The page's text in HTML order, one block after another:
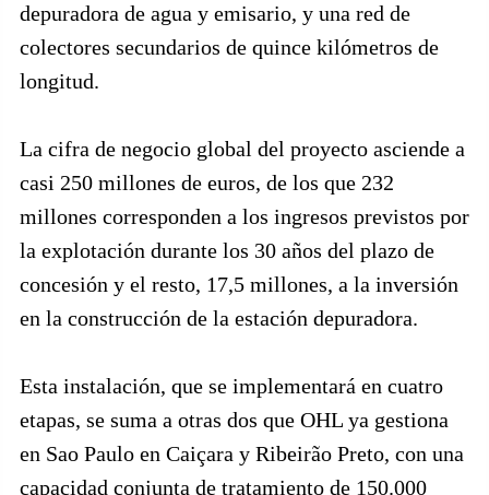
depuradora de agua y emisario, y una red de
colectores secundarios de quince kilómetros de
longitud.
La cifra de negocio global del proyecto asciende a
casi 250 millones de euros, de los que 232
millones corresponden a los ingresos previstos por
la explotación durante los 30 años del plazo de
concesión y el resto, 17,5 millones, a la inversión
en la construcción de la estación depuradora.
Esta instalación, que se implementará en cuatro
etapas, se suma a otras dos que OHL ya gestiona
en Sao Paulo en Caiçara y Ribeirão Preto, con una
capacidad conjunta de tratamiento de 150.000